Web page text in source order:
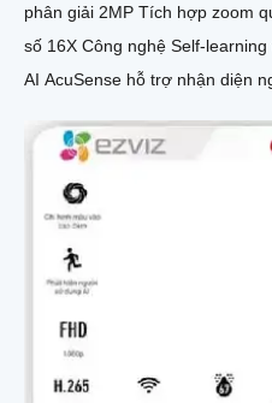
phân giải 2MP Tích hợp zoom
số 16X Công nghệ Self-
AI AcuSense hỗ trợ nhận diện